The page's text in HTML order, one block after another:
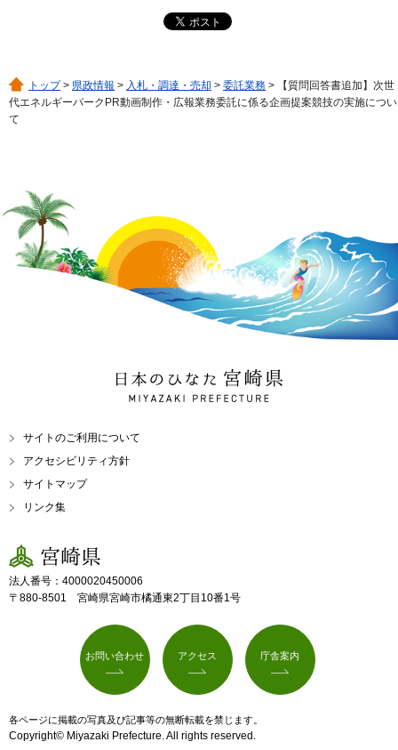
トップ> 県政情報 > 入札・調達・売却 > 委託業務 > 【質問回答書追加】次世
代エネルギーパークPR動画制作・広報業務委託に係る企画提案競技の実施につい
て
日本のひなた 宮崎県
MIYAZAKI PREFECTURE
サイトのご利用について
アクセシビリティ方針
サイトマップ
リンク集
宮崎県
法人番号：4000020450006
〒880-8501 宮崎県宮崎市橘通東2丁目10番1号
お問い合わせ アクセス 庁舎案内
各ページに掲載の写真及び記事等の無断転載を禁じます。
Copyright© Miyazaki Prefecture. All rights reserved.